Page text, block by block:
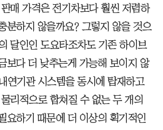
매 가격은 전기차보다 훨씬 저렴하
분하지 않을까요? 그렇지 않을 것으
달인인 도요타조차도 기존 하이브
보다 더 낮추는게 가능해 보이지 않
연기관 시스템을 동시에 탑재하고
리적으로 합쳐질 수 없는 두 개의
요하기 때문에 더 이상의 획기적인